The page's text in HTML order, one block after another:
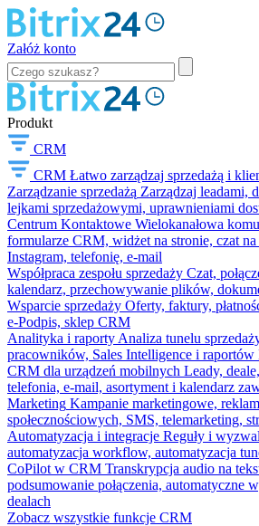
Załóż konto
Produkt
CRM
CRM Łatwo zarządzaj sprzedażą i
Zarządzanie sprzedażą Zarządzaj leadami,
lejkami sprzedażowymi, uprawnieniami
Centrum Kontaktowe Wielokanałowa
formularze CRM, widżet na stronie, czat
Instagram, telefonię, e-mail
Współpraca zespołu sprzedaży Czat,
kalendarz, przechowywanie plików,
Wsparcie sprzedaży Oferty, faktury,
e-Podpis, sklep CRM
Analityka i raporty Analiza tunelu
pracowników, Sales Intelligence i raportów
CRM dla urządzeń mobilnych Leady,
telefonia, e-mail, asortyment i kalendarz
Marketing Kampanie marketingowe,
społecznościowych, SMS, telemarketing,
Automatyzacja i integracje Reguły i
automatyzacja workflow, automatyzacja
CoPilot w CRM Transkrypcja audio na
podsumowanie połączenia, automatyczne
dealach
Zobacz wszystkie funkcje CRM